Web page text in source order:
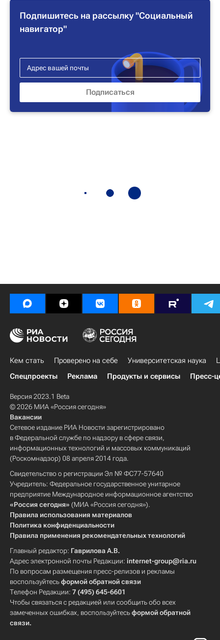
Подпишитесь на рассылку "Социальный
навигатор"
Кем стать Проверено на себе Университетская наука
Спецпроекты
Реклама Продукты и сервисы Пресс-
Версия 2023.1 Beta
© 2026 МИА «Россия сегодня»
Вакансии
Сетевое издание РИА Новости зарегистрировано
в Федеральной службе по надзору в сфере связи,
информационных технологий и массовых коммуникаций
(Роскомнадзор) 08 апреля 2014 года.
Свидетельство о регистрации Эл № ФС77-57640
Учредитель: Федеральное государственное унитарное
предприятие Международное информационное агентство
«Россия сегодня» (МИА «Россия сегодня»).
Правила использования материалов
Политика конфиденциальности
Правила применения рекомендательных технологий
Главный редактор: Гаврилова А.В.
Адрес электронной почты Редакции: internet-group@ria.ru
По вопросам размещения пресс-релизов и рекламы
воспользуйтесьформой обратной связи
Телефон Редакции: 7 (495) 645-6601
Чтобы связаться с редакцией или сообщить обо всех
замеченных ошибках, воспользуйтесьформой обратной
связи.